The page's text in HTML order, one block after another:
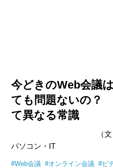
今どきのWeb会議
ても問題ないの？
て異なる常識
（
パソコン・IT
#Web会議 #オンライン会議 #ビ